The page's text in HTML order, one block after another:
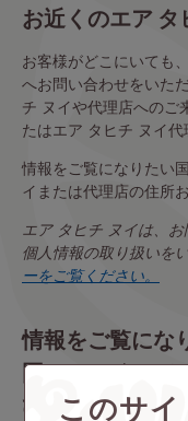
お近くのエア
お客様がどこにいても
へお問い合わせをいた
チ ヌイや代理店へのご
たはエア タヒチ ヌイ
情報をご覧になりたい
イまたは代理店の住所
エア タヒチ ヌイは、
個人情報の取り扱いを
ーをご覧ください。
情報をご覧にな
国のエア タヒ
び営業時間をご
このサ